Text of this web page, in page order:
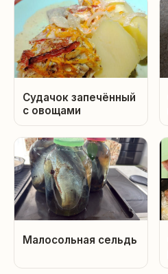
Судачок запечённый
с овощами
Малосольная сельдь